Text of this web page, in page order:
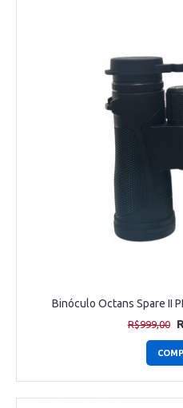
Binóculo Octans Spare II
R$999,00